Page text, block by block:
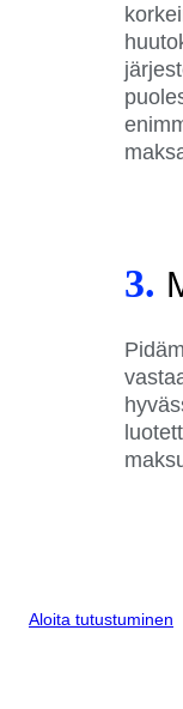
3.
Aloita tutustuminen